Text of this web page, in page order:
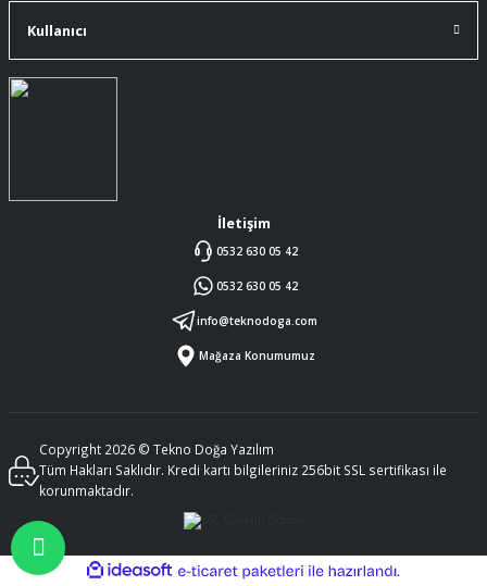
Kullanıcı
İletişim
0532 630 05 42
0532 630 05 42
info@teknodoga.com
Mağaza Konumumuz
Copyright 2026 © Tekno Doğa Yazılım
Tüm Hakları Saklıdır. Kredi kartı bilgileriniz 256bit SSL sertifikası ile
korunmaktadır.
ideasoft
e-